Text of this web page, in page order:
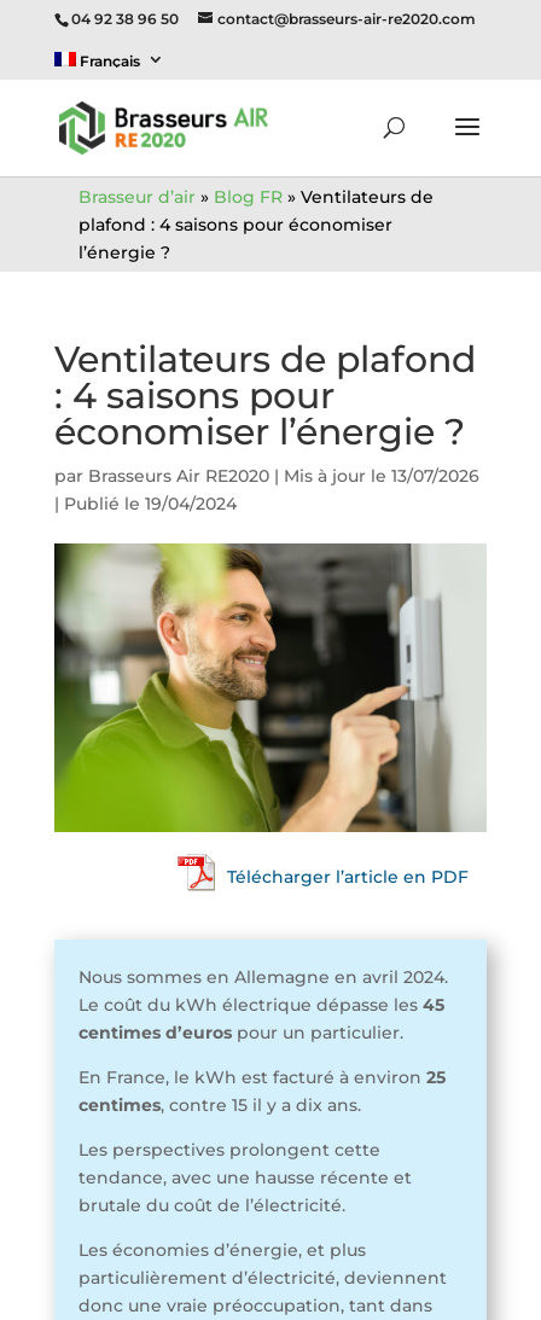
Brasseur d’air» Blog FR» Ventilateurs de
plafond : 4 saisons pour économiser
l’énergie ?
04 92 38 96 50 contact@brasseurs-air-re2020.com
Français
Ventilateurs de plafond
: 4 saisons pour
économiser l’énergie ?
par Brasseurs Air RE2020| Mis à jour le 13/07/2026
| Publié le 19/04/2024
Télécharger l’article en PDF
Nous sommes en Allemagne en avril 2024.
Le coût du kWh électrique dépasse les 45
centimes d’eurospour un particulier.
En France, le kWh est facturé à environ 25
centimes, contre 15 il y a dix ans.
Les perspectives prolongent cette
tendance, avec une hausse récente et
brutale du coût de l’électricité.
Les économies d’énergie, et plus
particulièrement d’électricité, deviennent
donc une vraie préoccupation, tant dans